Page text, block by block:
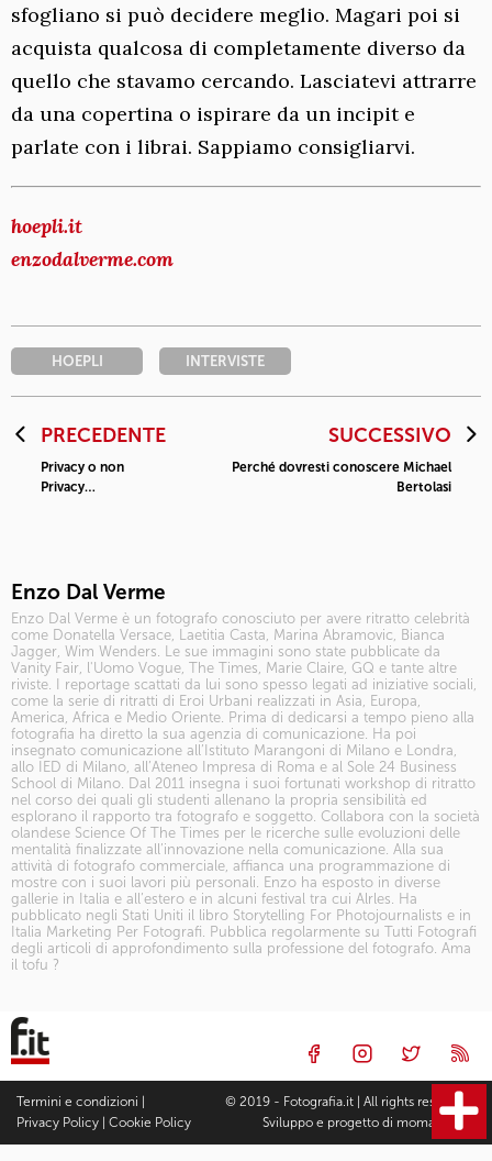
sfogliano si può decidere meglio. Magari poi si
acquista qualcosa di completamente diverso da
quello che stavamo cercando. Lasciatevi attrarre
da una copertina o ispirare da un incipit e
parlate con i librai. Sappiamo consigliarvi.
hoepli.it
enzodalverme.com
HOEPLI INTERVISTE
PRECEDENTE
Privacy o non
Privacy…
SUCCESSIVO
Perché dovresti conoscere Michael
Bertolasi
Enzo Dal Verme
Enzo Dal Verme è un fotografo conosciuto per avere ritratto celebrità
come Donatella Versace, Laetitia Casta, Marina Abramovic, Bianca
Jagger, Wim Wenders. Le sue immagini sono state pubblicate da
Vanity Fair, l'Uomo Vogue, The Times, Marie Claire, GQ e tante altre
riviste. I reportage scattati da lui sono spesso legati ad iniziative sociali,
come la serie di ritratti di Eroi Urbani realizzati in Asia, Europa,
America, Africa e Medio Oriente. Prima di dedicarsi a tempo pieno alla
fotografia ha diretto la sua agenzia di comunicazione. Ha poi
insegnato comunicazione all’Istituto Marangoni di Milano e Londra,
allo IED di Milano, all’Ateneo Impresa di Roma e al Sole 24 Business
School di Milano. Dal 2011 insegna i suoi fortunati workshop di ritratto
nel corso dei quali gli studenti allenano la propria sensibilità ed
esplorano il rapporto tra fotografo e soggetto. Collabora con la società
olandese Science Of The Times per le ricerche sulle evoluzioni delle
mentalità finalizzate all’innovazione nella comunicazione. Alla sua
attività di fotografo commerciale, affianca una programmazione di
mostre con i suoi lavori più personali. Enzo ha esposto in diverse
gallerie in Italia e all’estero e in alcuni festival tra cui Alrles. Ha
pubblicato negli Stati Uniti il libro Storytelling For Photojournalists e in
Italia Marketing Per Fotografi. Pubblica regolarmente su Tutti Fotografi
degli articoli di approfondimento sulla professione del fotografo. Ama
il tofu ?
Termini e condizioni
Privacy Policy
Cookie Policy
© 2019 - Fotografia.it | All rights reserved |
Sviluppo e progetto di moma Studio